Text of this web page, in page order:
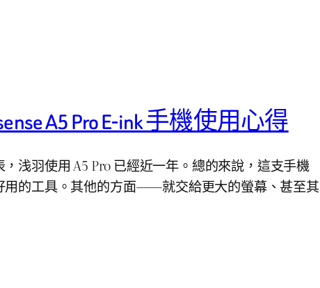
A5 Pro E-ink 手機使用心得
浅羽使用 A5 Pro 已經近一年。總的來說，這支手機
用的工具。其他的方面——就交給更大的螢幕、甚至其